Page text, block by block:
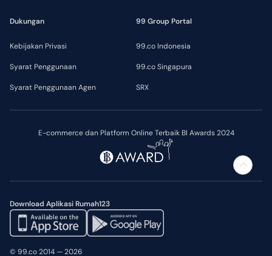
E-commerce dan Platform Online Terbaik BI Awards 2024
Download Aplikasi Rumah123
Dukungan
Kebijakan Privasi
Syarat Penggunaan
Syarat Penggunaan Agen
99 Group Portal
99.co Indonesia
99.co Singapura
SRX
© 99.co 2014 — 2026